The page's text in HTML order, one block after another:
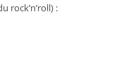
rock’n’roll) :